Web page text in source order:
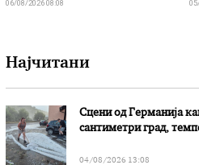
06/08/2026 08:08
Најчитани
Сцени од Германија
сантиметри град,
04/08/2026 13:08